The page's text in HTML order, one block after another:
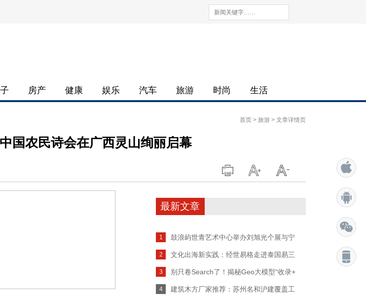
房产 健康 娱乐 汽车 旅游 时尚 生活
首页 > 旅游 > 文章详情页
国农民诗会在广西灵山绚丽启幕
最新文章
1 鼓浪屿世青艺术中心举办刘旭光个展与宁
2 文化出海新实践：经世易格走进泰国易三
3 别只卷Search了！揭秘Geo大模型“收录+
4 建筑木方厂家推荐：苏州名和沪建覆盖工